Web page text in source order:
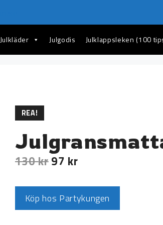
Julkläder Julgodis Julklappsleken (100
REA!
130kr97 kr
Köp hos Partykungen